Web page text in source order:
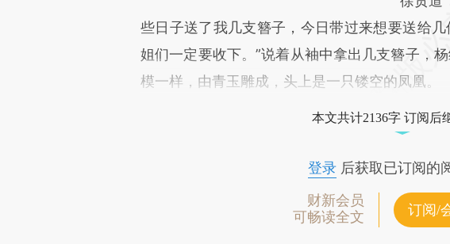
些日子送了我几支簪子，今日带过来想要送给
姐们一定要收下。”说着从袖中拿出几支簪子，
模一样，由青玉雕成，头上是一只镂空的凤凰。
本文共计2136字 订阅后
登录后获取已订阅的
财新会员
可畅读全文
订阅/